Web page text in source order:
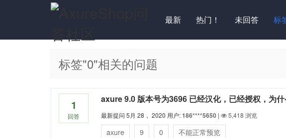
最新 热门！ 未回答 标
标签"0"相关的问题
1
回答
axure 9.0 版本号为3696 已经汉化，已经授权，为
最新提问 5月 28， 2020 用户: 186****5650 | 5,418 浏览
axure 9 0 不能正常预览